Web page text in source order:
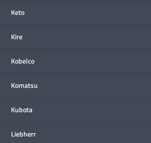
Keto
Kire
Kobelco
Komatsu
Kubota
Liebherr